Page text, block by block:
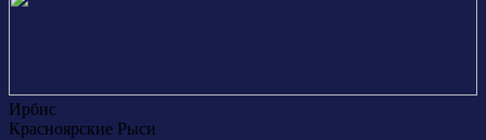
Ирбис
Красноярские Рыси